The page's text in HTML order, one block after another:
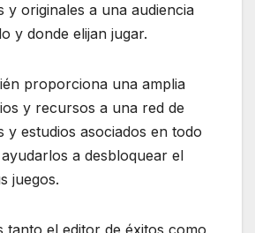
y originales a una audiencia
y donde elijan jugar.
proporciona una amplia
y recursos a una red de
y estudios asociados en todo
a desbloquear el
juegos.